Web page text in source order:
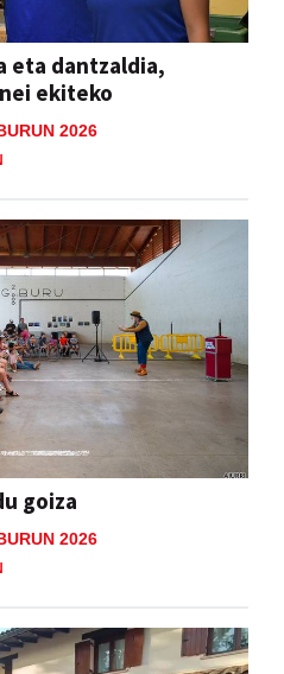
eta dantzaldia,
ekiteko
2026
goiza
2026